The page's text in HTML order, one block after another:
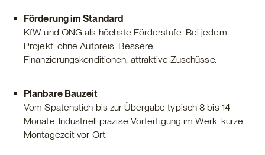
Förderung im Standard
KfW und QNG als höchste Förderstufe. Bei jedem
Projekt, ohne Aufpreis. Bessere
Finanzierungskonditionen, attraktive Zuschüsse.
Planbare Bauzeit
Vom Spatenstich bis zur Übergabe typisch 8 bis 14
Monate. Industriell präzise Vorfertigung im Werk, kurze
Montagezeit vor Ort.